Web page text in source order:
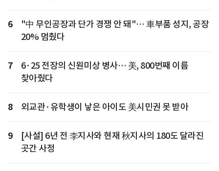
6
"中 무인공장과 단가 경쟁 안 돼"… 車부품 성지, 공장
20% 멈췄다
7
6·25 전장의 신원미상 병사… 美, 800번째 이름
찾아줬다
8 외교관·유학생이 낳은 아이도 美시민권 못 받아
9
[사설] 6년 전 李지사와 현재 秋지사의 180도 달라진
곳간 사정